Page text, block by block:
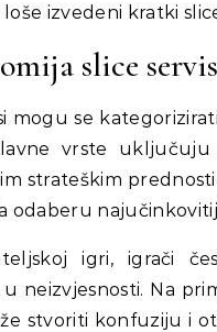
izvedeni kratki
slice
mogu se
vrste
strateškim
odaberu
igri, igrači
neizvjesnosti. Na
stvoriti konfuziju i